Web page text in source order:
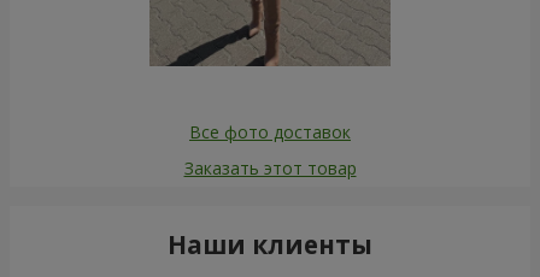
Все фото доставок
Заказать этот товар
Наши клиенты